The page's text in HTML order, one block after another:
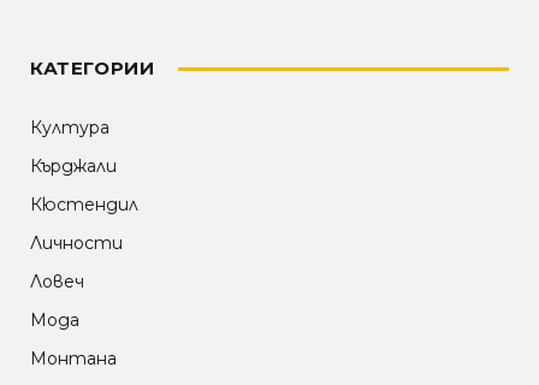
КАТЕГОРИИ
Култура
Кърджали
Кюстендил
Личности
Ловеч
Мода
Монтана